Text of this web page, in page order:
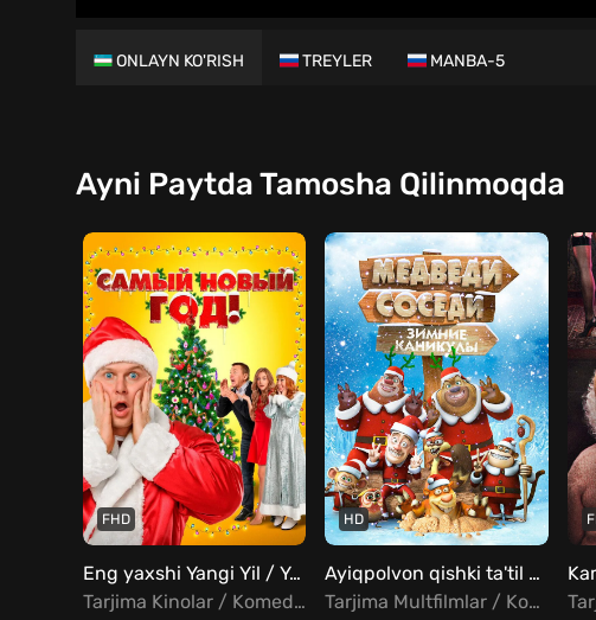
ONLAYN KO'RISH TREYLER MANBA-5
Ayni Paytda Tamosha Qilinmoqda
FHD
Eng yaxshi Yangi Yil / Yangi yil kuni! Uzbek Tilida
Tarjima Kinolar / Komediya / Fantastika / Rus kinolar Uzbek Tilida
HD
Ayiqpolvon qishki ta'til Uzbek tilida
Tarjima Multfilmlar / Komediya / Sarguzasht / Oilaviy / Xorij Multfilmlar Uzbek Tilida